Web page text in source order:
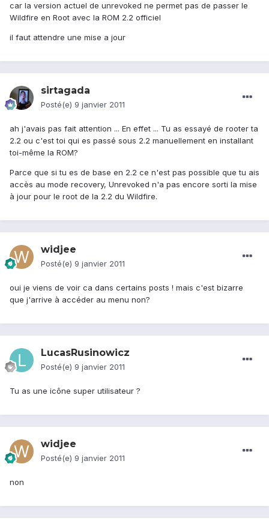
car la version actuel de unrevoked ne permet pas de passer le
Wildfire en Root avec la ROM 2.2 officiel
il faut attendre une mise a jour
sirtagada
Posté(e) 9 janvier 2011
ah j'avais pas fait attention ... En effet ... Tu as essayé de rooter ta
2.2 ou c'est toi qui es passé sous 2.2 manuellement en installant
toi-même la ROM?
Parce que si tu es de base en 2.2 ce n'est pas possible que tu ais
accès au mode recovery, Unrevoked n'a pas encore sorti la mise
à jour pour le root de la 2.2 du Wildfire.
widjee
Posté(e) 9 janvier 2011
oui je viens de voir ca dans certains posts ! mais c'est bizarre
que j'arrive à accéder au menu non?
LucasRusinowicz
Posté(e) 9 janvier 2011
Tu as une icône super utilisateur ?
widjee
Posté(e) 9 janvier 2011
non